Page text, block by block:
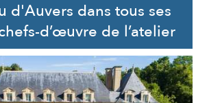
d'Auvers dans tous ses
d’œuvre de l’atelier